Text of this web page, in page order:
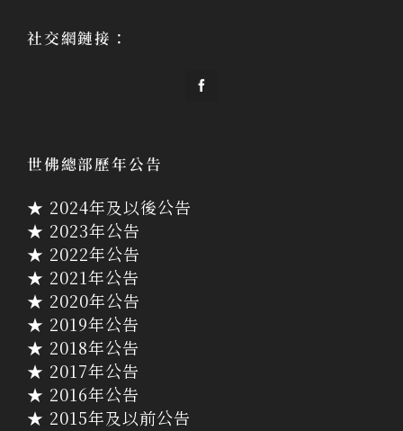
社交網鏈接：
世佛總部歷年公告
★ 2024年及以後公告
★ 2023年公告
★ 2022年公告
★ 2021年公告
★ 2020年公告
★ 2019年公告
★ 2018年公告
★ 2017年公告
★ 2016年公告
★ 2015年及以前公告